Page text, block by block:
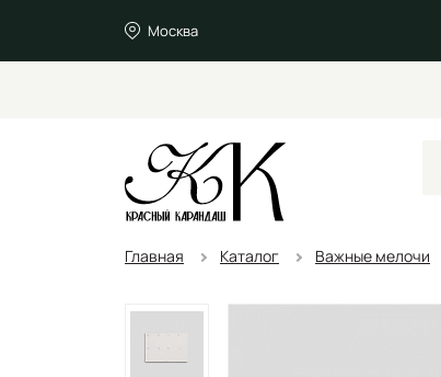
Москва
Главная Каталог Важные мелочи